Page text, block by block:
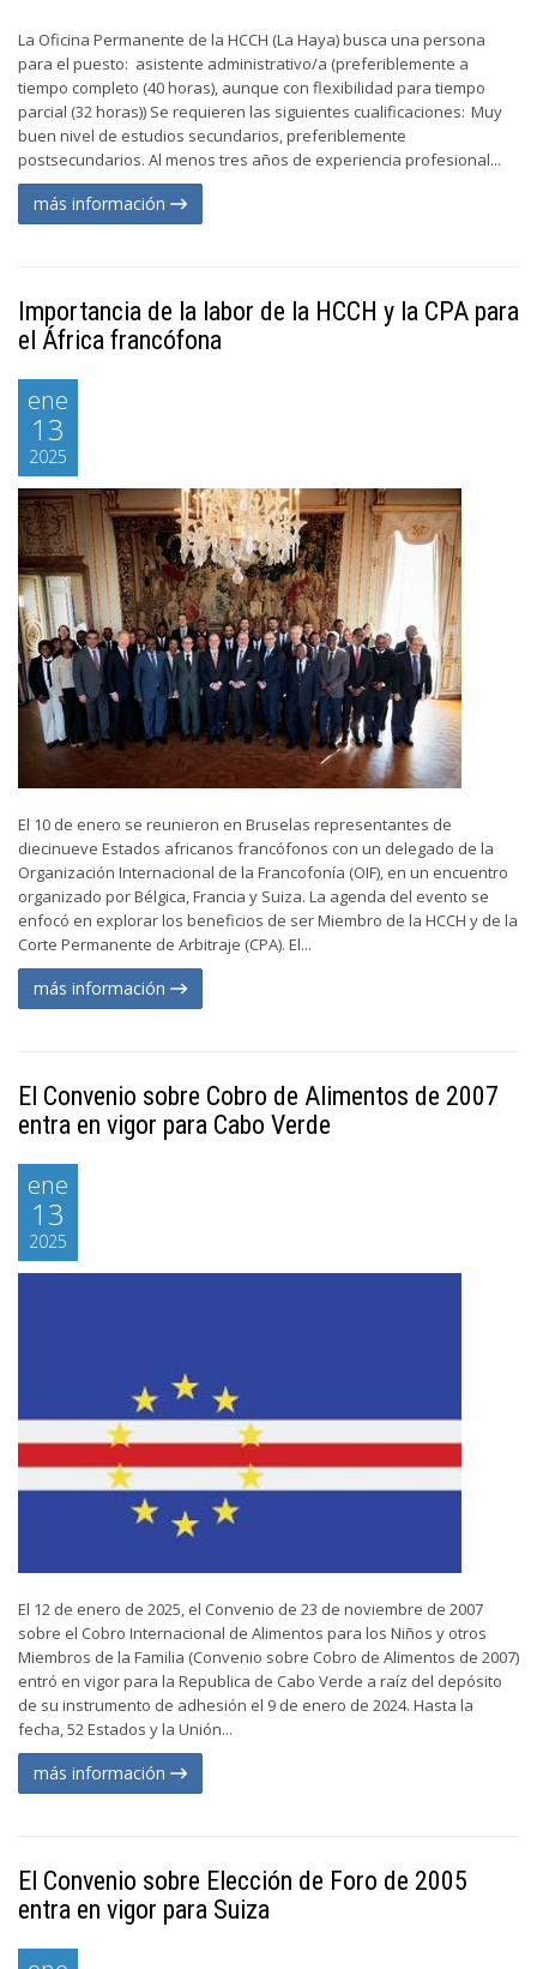
La Oficina Permanente de la HCCH (La Haya) busca una persona
para el puesto: asistente administrativo/a (preferiblemente a
tiempo completo (40 horas), aunque con flexibilidad para tiempo
parcial (32 horas)) Se requieren las siguientes cualificaciones: Muy
buen nivel de estudios secundarios, preferiblemente
postsecundarios. Al menos tres años de experiencia profesional...
más información
Importancia de la labor de la HCCH y la CPA para
el África francófona
ene
13
2025
El 10 de enero se reunieron en Bruselas representantes de
diecinueve Estados africanos francófonos con un delegado de la
Organización Internacional de la Francofonía (OIF), en un encuentro
organizado por Bélgica, Francia y Suiza. La agenda del evento se
enfocó en explorar los beneficios de ser Miembro de la HCCH y de la
Corte Permanente de Arbitraje (CPA). El...
más información
El Convenio sobre Cobro de Alimentos de 2007
entra en vigor para Cabo Verde
ene
13
2025
El 12 de enero de 2025, el Convenio de 23 de noviembre de 2007
sobre el Cobro Internacional de Alimentos para los Niños y otros
Miembros de la Familia (Convenio sobre Cobro de Alimentos de 2007)
entró en vigor para la Republica de Cabo Verde a raíz del depósito
de su instrumento de adhesión el 9 de enero de 2024. Hasta la
fecha, 52 Estados y la Unión...
más información
El Convenio sobre Elección de Foro de 2005
entra en vigor para Suiza